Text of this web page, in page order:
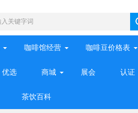
咖啡馆经营 咖啡豆价格表
优选 商城 展会 认证
茶饮百科